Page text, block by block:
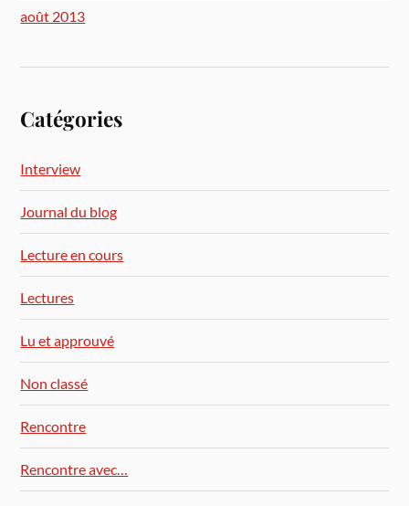
août 2013
Catégories
Interview
Journal du blog
Lecture en cours
Lectures
Lu et approuvé
Non classé
Rencontre
Rencontre avec…